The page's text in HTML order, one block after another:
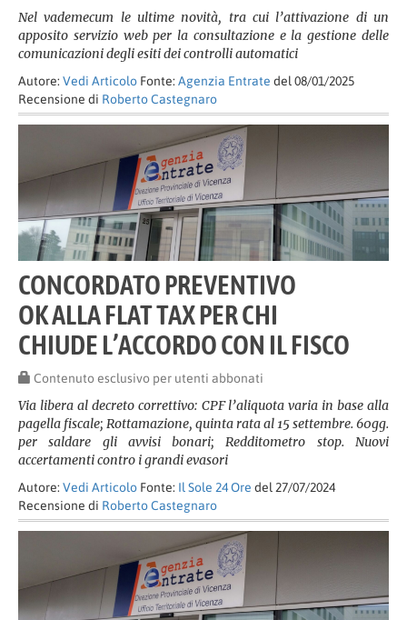
Nel vademecum le ultime novità, tra cui l’attivazione di un
apposito servizio web per la consultazione e la gestione delle
comunicazioni degli esiti dei controlli automatici
Autore: Vedi Articolo Fonte: Agenzia Entrate del 08/01/2025
Recensione di Roberto Castegnaro
CONCORDATO PREVENTIVO
OK ALLA FLAT TAX PER CHI
CHIUDE L’ACCORDO CON IL FISCO
Contenuto esclusivo per utenti abbonati
Via libera al decreto correttivo: CPF l’aliquota varia in base alla
pagella fiscale; Rottamazione, quinta rata al 15 settembre. 60gg.
per saldare gli avvisi bonari; Redditometro stop. Nuovi
accertamenti contro i grandi evasori
Autore: Vedi Articolo Fonte: Il Sole 24 Ore del 27/07/2024
Recensione di Roberto Castegnaro